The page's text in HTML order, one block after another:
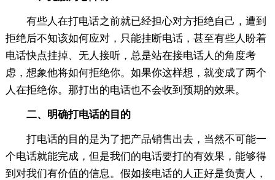
有些人在打电话之前就已经担心对方拒绝自己，遭到
拒绝后不知该如何应对，只能挂断电话，甚至有些人盼着
电话快点挂掉、无人接听，总是站在接电话人的角度考
虑，想象他将如何拒绝你。如果你这样想，就变成了两个
人在拒绝你。那打出的电话也不会收到预期的效果。
二、明确打电话的目的
打电话的目的是为了把产品销售出去，当然不可能一
个电话就能完成，但是我们的电话要打的有效果，能够得
到对我们有价值的信息。假如接电话的人正好是负责人，